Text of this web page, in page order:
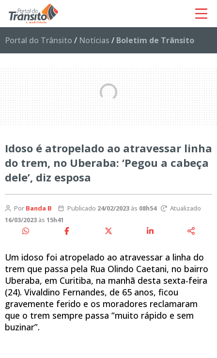
Portal do Trânsito / Notícias / Boletim de Trânsito
Idoso é atropelado ao atravessar linha
do trem, no Uberaba: ‘Pegou a cabeça
dele’, diz esposa
Por Banda B Publicado 24/02/2023às 08h54
Atualizado
16/03/2023 às 15h41
Um idoso foi atropelado ao atravessar a linha do
trem que passa pela Rua Olindo Caetani, no bairro
Uberaba, em Curitiba, na manhã desta sexta-feira
(24). Vivaldino Fernandes, de 65 anos, ficou
gravemente ferido e os moradores reclamaram
que o trem sempre passa “muito rápido e sem
buzinar”.